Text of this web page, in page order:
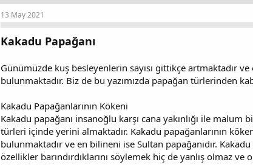
k
e
l
13 May 2021
Kakadu Papağanı
Günümüzde kuş besleyenlerin sayısı gittikçe artmaktadır
bulunmaktadır. Biz de bu yazımızda papağan türlerinden
Kakadu Papağanlarının Kökeni
Kakadu papağanı insanoğlu karşı cana yakınlığı ile
türleri içinde yerini almaktadır. Kakadu papağanlarının
bulunmaktadır ve en bilineni ise Sultan papağanıdır.
özellikler barındırdıklarını söylemek hiç de yanlış olmaz